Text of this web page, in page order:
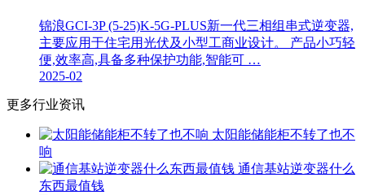
锦浪GCI-3P (5-25)K-5G-PLUS新一代三相组串式逆变器,
主要应用于住宅用光伏及小型工商业设计。 产品小巧轻
便,效率高,具备多种保护功能,智能可 …
2025-02
更多行业资讯
太阳能储能柜不转了也不
响
通信基站逆变器什么
东西最值钱